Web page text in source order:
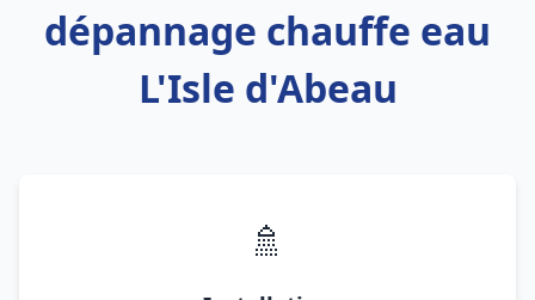
dépannage chauffe eau
L'Isle d'Abeau
🚿